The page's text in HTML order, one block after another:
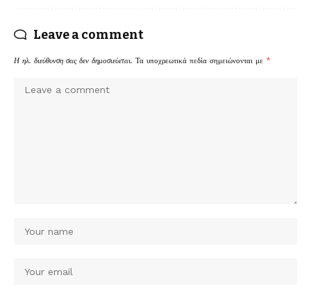
Leave a comment
Η ηλ. διεύθυνση σας δεν δημοσιεύεται. Τα υποχρεωτικά πεδία σημειώνονται με *